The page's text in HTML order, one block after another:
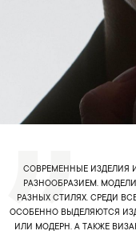
СОВРЕМЕННЫЕ ИЗДЕЛИЯ
РАЗНООБРАЗИЕМ.
РАЗНЫХ СТИЛЯХ. СРЕДИ
ОСОБЕННО ВЫДЕЛЯЮТСЯ
ИЛИ МОДЕРН. А ТАКЖЕ